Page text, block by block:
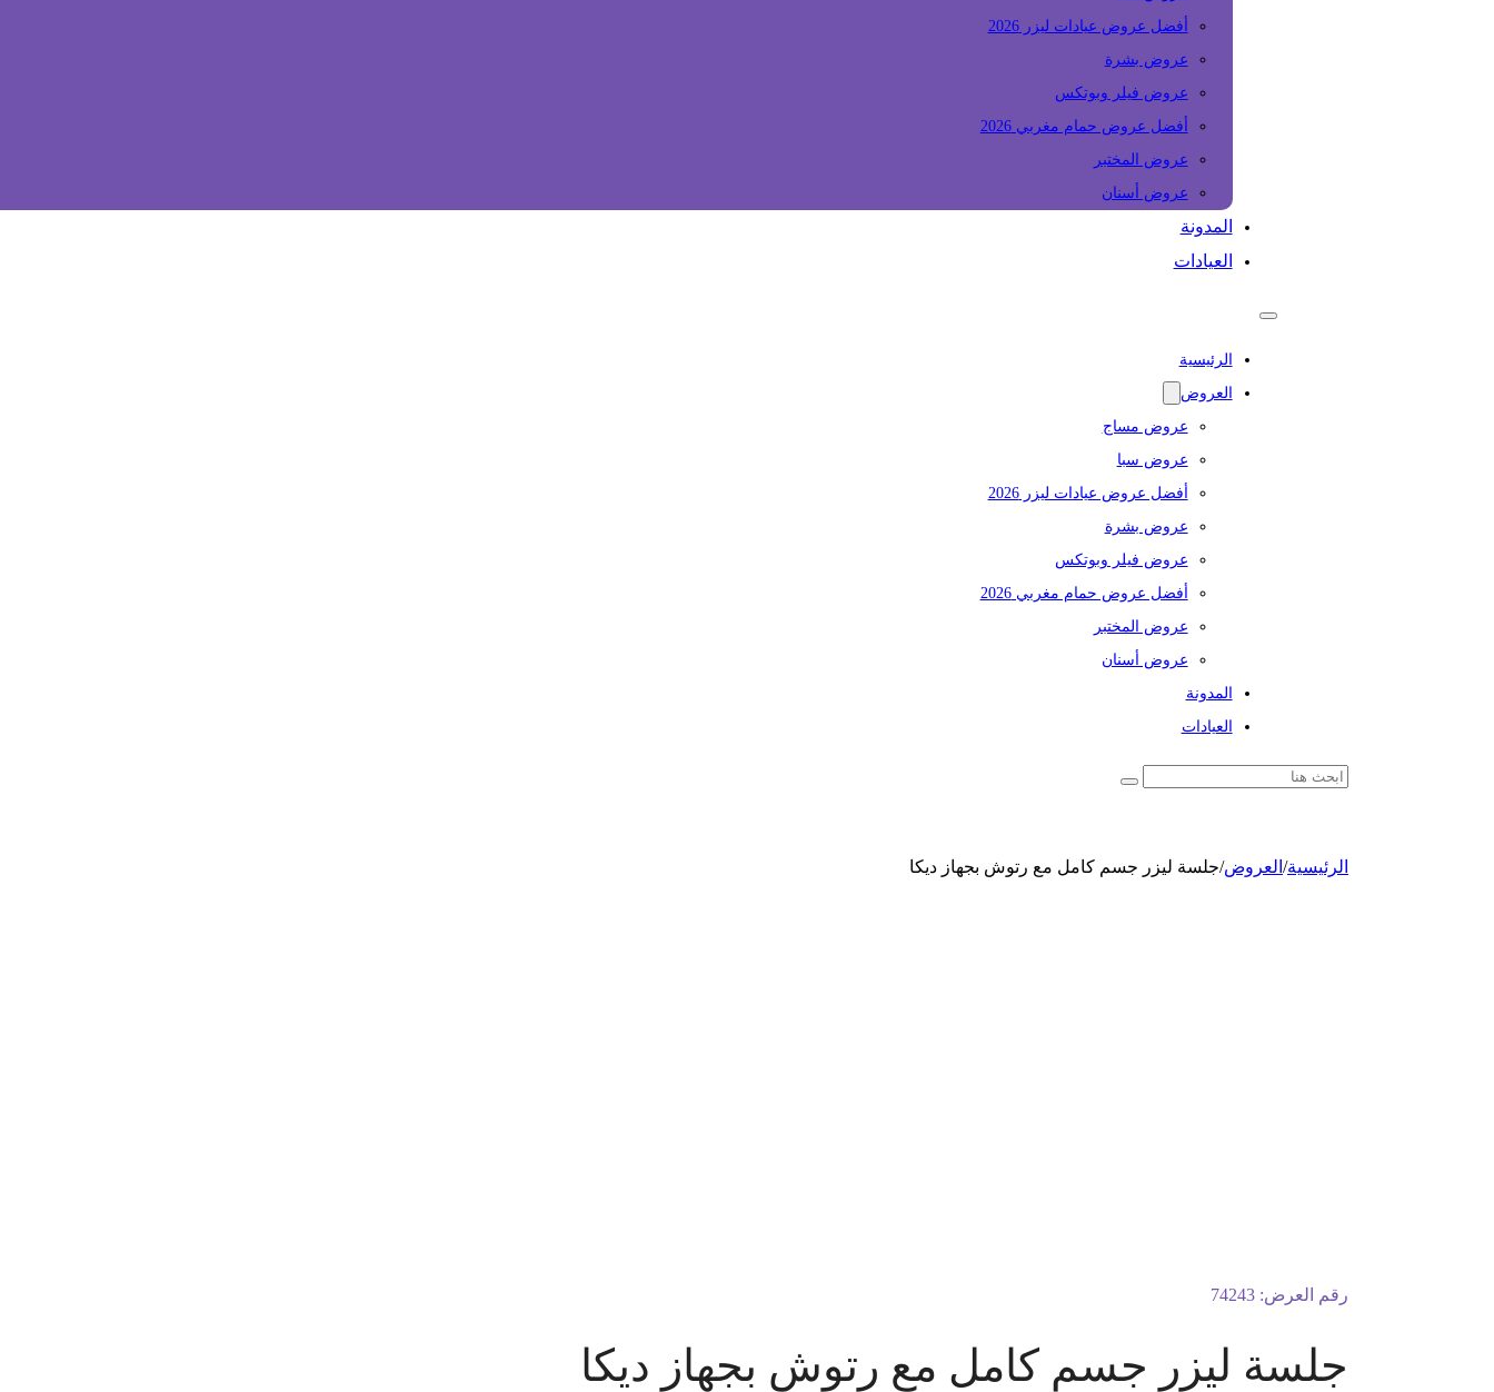
أفضل عروض عيادات ليزر 2026
عروض بشرة
عروض فيلر وبوتكس
أفضل عروض حمام مغربي 2026
عروض المختبر
عروض أسنان
المدونة
العيادات
الرئيسية
العروض
عروض مساج
عروض سبا
أفضل عروض عيادات ليزر 2026
عروض بشرة
عروض فيلر وبوتكس
أفضل عروض حمام مغربي 2026
عروض المختبر
عروض أسنان
المدونة
العيادات
الرئيسية/ العروض/جلسة ليزر جسم كامل مع رتوش بجهاز ديكا
رقم العرض:74243
جلسة ليزر جسم كامل مع رتوش بجهاز ديكا